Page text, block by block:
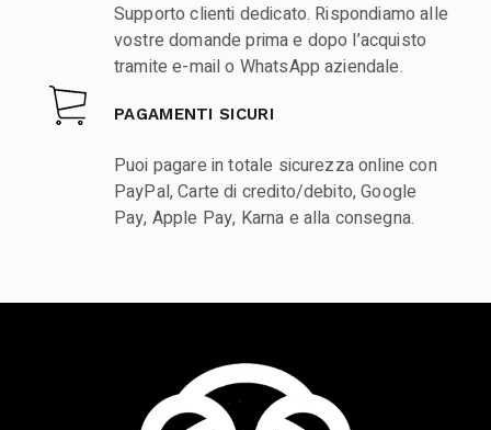
Supporto clienti dedicato. Rispondiamo alle
vostre domande prima e dopo l’acquisto
tramite e-mail o WhatsApp aziendale.
PAGAMENTI SICURI
Puoi pagare in totale sicurezza online con
PayPal, Carte di credito/debito, Google
Pay, Apple Pay, Karna e alla consegna.